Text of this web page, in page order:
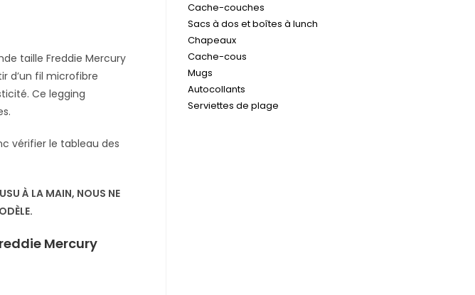
taille Freddie Mercury
d’un fil microfibre
Ce legging
vérifier le tableau des
À LA MAIN, NOUS NE
Mercury
Cache-couches
Sacs à dos et boîtes à lunch
Chapeaux
Cache-cous
Mugs
Autocollants
Serviettes de plage